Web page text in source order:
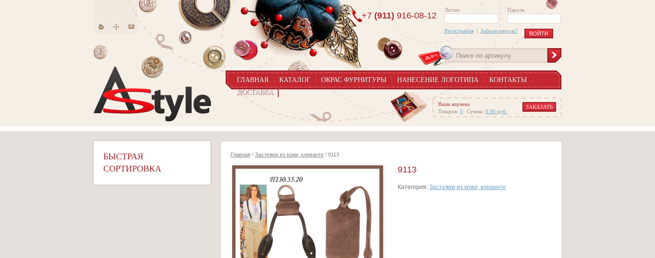
Логин: Пароль:
Регистрация | Забыли пароль?
+7 (911) 916-08-12
ГЛАВНАЯ КАТАЛОГ ОКРАС ФУРНИТУРЫ НАНЕСЕНИЕ ЛОГОТИПА
КОНТАКТЫ
ДОСТАВКА
Ваша корзина
Товаров: 0 Сумма: 0.00 руб.
ЗАКАЗАТЬ
БЫСТРАЯ
СОРТИРОВКА
Главная / Застежки из кожи, клеванте / 9113
9113
Категория:Застежки из кожи, клеванте